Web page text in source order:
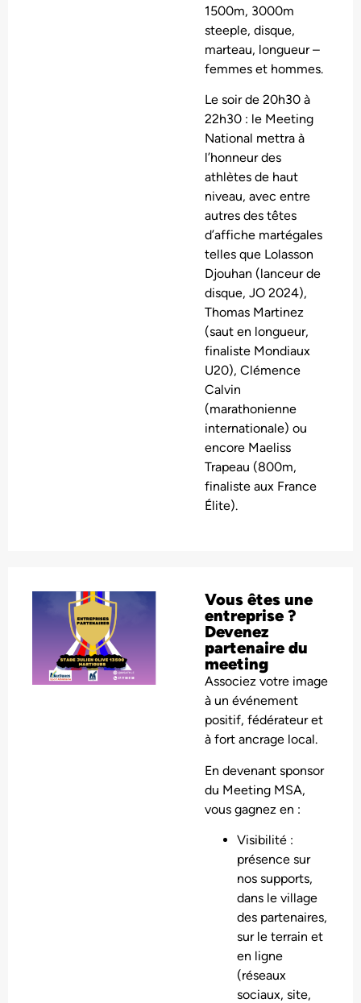
1500m, 3000m
steeple, disque,
marteau, longueur –
femmes et hommes.
Le soir de 20h30 à
22h30 : le Meeting
National mettra à
l’honneur des
athlètes de haut
niveau, avec entre
autres des têtes
d’affiche martégales
telles que Lolasson
Djouhan (lanceur de
disque, JO 2024),
Thomas Martinez
(saut en longueur,
finaliste Mondiaux
U20), Clémence
Calvin
(marathonienne
internationale) ou
encore Maeliss
Trapeau (800m,
finaliste aux France
Élite).
Vous êtes une
entreprise ?
Devenez
partenaire du
meeting
Associez votre image
à un événement
positif, fédérateur et
à fort ancrage local.
En devenant sponsor
du Meeting MSA,
vous gagnez en :
Visibilité :
présence sur
nos supports,
dans le village
des partenaires,
sur le terrain et
en ligne
(réseaux
sociaux, site,